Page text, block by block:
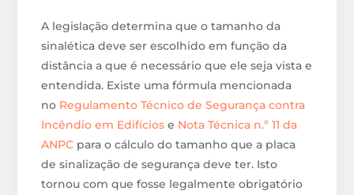
A legislação determina que o tamanho da
sinalética deve ser escolhido em função da
distância a que é necessário que ele seja vista e
entendida. Existe uma fórmula mencionada
no Regulamento Técnico de Segurança contra
Incêndio em Edifícios e Nota Técnica n.º 11 da
ANPC para o cálculo do tamanho que a placa
de sinalização de segurança deve ter. Isto
tornou com que fosse legalmente obrigatório